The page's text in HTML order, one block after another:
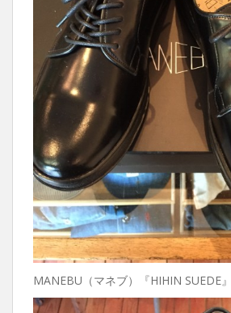
MANEBU（マネブ）『HIHIN SUEDE』